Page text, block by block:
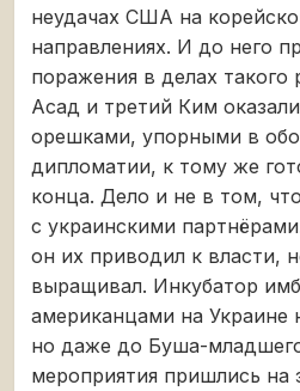
неудачах США на
направлениях. И до него
поражения в делах такого
Асад и третий Ким
орешками, упорными в
дипломатии, к тому же
конца. Дело и не в том,
с украинскими
он их приводил к власти,
выращивал. Инкубатор
американцами на Украине
но даже до Буша-
мероприятия пришлись на